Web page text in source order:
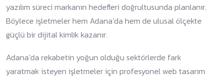
yazılım süreci markanın hedefleri doğrultusunda planlanır.
Böylece işletmeler hem Adana’da hem de ulusal ölçekte
güçlü bir dijital kimlik kazanır.
Adana’da rekabetin yoğun olduğu sektörlerde fark
yaratmak isteyen işletmeler için profesyonel web tasarım